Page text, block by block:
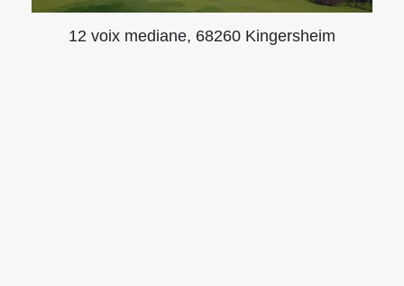
12 voix mediane, 68260 Kingersheim